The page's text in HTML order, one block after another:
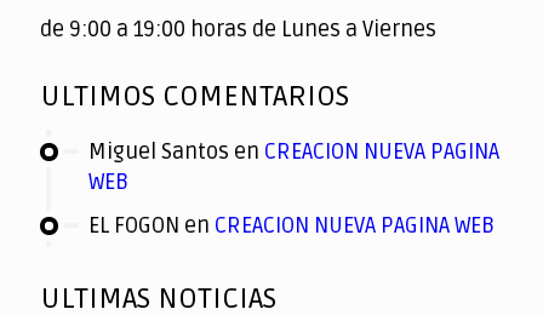
de 9:00 a 19:00 horas de Lunes a Viernes
ULTIMOS COMENTARIOS
Miguel Santos en CREACION NUEVA PAGINA
WEB
EL FOGON en CREACION NUEVA PAGINA WEB
ULTIMAS NOTICIAS